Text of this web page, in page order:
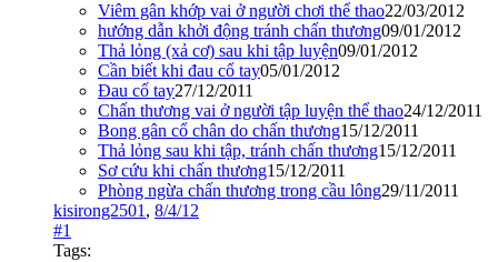
Viêm gân khớp vai ở người chơi thể thao22/03/2012
hướng dẫn khởi động tránh chấn thương09/01/2012
Thả lỏng (xả cơ) sau khi tập luyện09/01/2012
Cần biết khi đau cổ tay05/01/2012
Đau cố tay27/12/2011
Chấn thương vai ở người tập luyện thể thao24/12/2011
Bong gân cổ chân do chấn thương15/12/2011
Thả lỏng sau khi tập, tránh chấn thương15/12/2011
Sơ cứu khi chấn thương15/12/2011
Phòng ngừa chấn thương trong cầu lông29/11/2011
kisirong2501 , 8/4/12
#1
Tags: